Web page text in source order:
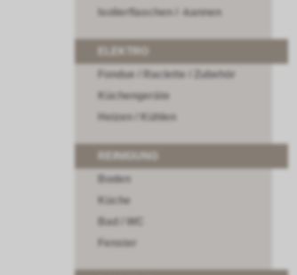
Isolierflaschen / -kannen
Fondue / Raclette / Zubehör
Küchengeräte
Heizen / Kühlen
REINIGUNG
Boden
Küche
Bad / WC
Fenster